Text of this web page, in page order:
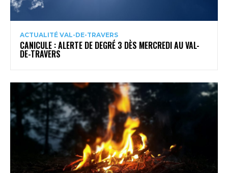
ACTUALITÉ VAL-DE-TRAVERS
CANICULE : ALERTE DE DEGRÉ 3 DÈS MERCREDI AU VAL-
DE-TRAVERS